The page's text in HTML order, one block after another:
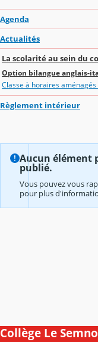
Agenda
Actualités
La scolarité au sein du
Option bilangue anglais-
Classe à horaires
Règlement intérieur
Aucun élément
publié.
Vous pouvez vous
pour plus
Collège Le